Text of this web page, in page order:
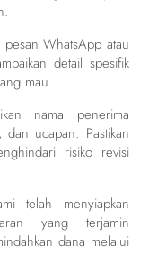
pesan WhatsApp atau
detail spesifik
mau.
nama penerima
ucapan. Pastikan
risiko revisi
telah menyiapkan
yang terjamin
dana melalui